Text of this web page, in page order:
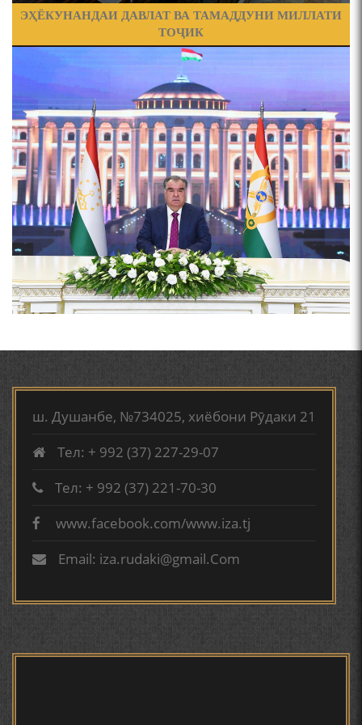
ЧЕХРАХОИ АСЛИИ МИРЗО
Мирзо Турсунзода-
"Кахрамони Точикистон"
ТАРЧУМАИ ХОЛ/MIRZO
Сайри осорхона - Мирзо
ҶАШНИ ВАҲДАТИ МИЛЛӢ ДАР АМИТ
ПРЕДПОСЫЛКИ СТАНОВЛЕНИЯ
ФИЛОЛОГИЧЕСКОГО РОМАНА В ТАДЖИКСКОЙ
МУРУВВАТИЁН ДЖ. ДЖ.
ВАСФИ МОДАР ДАР НАМУНАҲОИ ОСОРИ ШИФОҲИ
ВОЖАҲОИ НУРОНИИ ШЕЪР АНЗУРАТИ МАЛИКЗОД.
ТАСАВВУРИ МАРДУМ ДАР ХУСУСИ ИШҚИ РӮДАКӢ
ФАРИДУН ИСМОИЛОВ.
АБУАБДУЛЛОҲИ РӮДАКӢ ДАР ТАҲҚИҚИ ТОҶИДДИН
МАРДОНӢ УМРИДДИН ЮСУФӢ ИНСТИТУТИ ЗАБОН
КИРОМИ БУХОРӢ ШОИРИ ИНСОНДӮСТ УСМОНОВА
ГУЛБАҲОР.
ТАҶАССУМИ ҲАСБИ ҲОЛ ДАР ҒАЗАЛИЁТИ КИРОМИ
БУХОРОӢ УСМОНОВА Г.Ф.
БЕРУНӢ ВА НАВРӮЗИ АҶАМ
Pages
ЭҲЁКУНАНДАИ ДАВЛАТ ВА ТАМАДДУНИ МИЛЛАТИ
ТОҶИК
ш. Душанбе, №734025, хиёбони Рӯдаки 21
Тел: + 992 (37) 227-29-07
Тел: + 992 (37) 221-70-30
www.facebook.com/www.iza.tj
Email: iza.rudaki@gmail.Com